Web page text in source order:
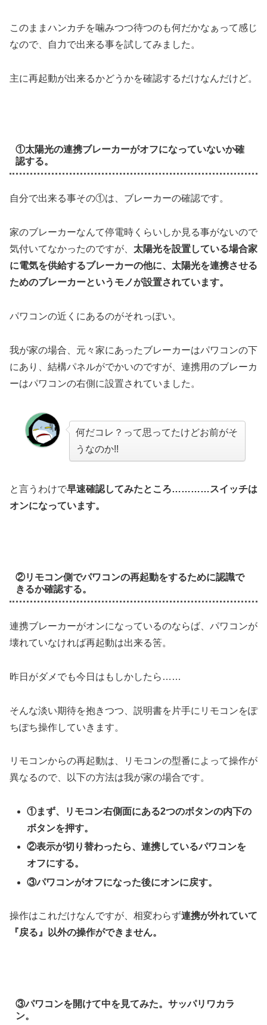
このままハンカチを噛みつつ待つのも何だかなぁって感じ
なので、自力で出来る事を試してみました。
主に再起動が出来るかどうかを確認するだけなんだけど。
①太陽光の連携ブレーカーがオフになっていないか確
認する。
自分で出来る事その①は、ブレーカーの確認です。
家のブレーカーなんて停電時くらいしか見る事がないので
気付いてなかったのですが、 太陽光を設置している場合家
に電気を供給するブレーカーの他に、太陽光を連携させる
ためのブレーカーというモノが設置されています。
パワコンの近くにあるのがそれっぽい。
我が家の場合、元々家にあったブレーカーはパワコンの下
にあり、結構パネルがでかいのですが、連携用のブレーカ
ーはパワコンの右側に設置されていました。
何だコレ？って思ってたけどお前がそ
うなのか!!
と言うわけで早速確認してみたところ…………スイッチは
オンになっています。
②リモコン側でパワコンの再起動をするために認識で
きるか確認する。
連携ブレーカーがオンになっているのならば、パワコンが
壊れていなければ再起動は出来る筈。
昨日がダメでも今日はもしかしたら……
そんな淡い期待を抱きつつ、説明書を片手にリモコンをぽ
ちぽち操作していきます。
リモコンからの再起動は、リモコンの型番によって操作が
異なるので、以下の方法は我が家の場合です。
①まず、リモコン右側面にある2つのボタンの内下の
ボタンを押す。
②表示が切り替わったら、連携しているパワコンを
オフにする。
③パワコンがオフになった後にオンに戻す。
操作はこれだけなんですが、相変わらず連携が外れていて
『戻る』以外の操作ができません。
③パワコンを開けて中を見てみた。サッパリワカラ
ン。